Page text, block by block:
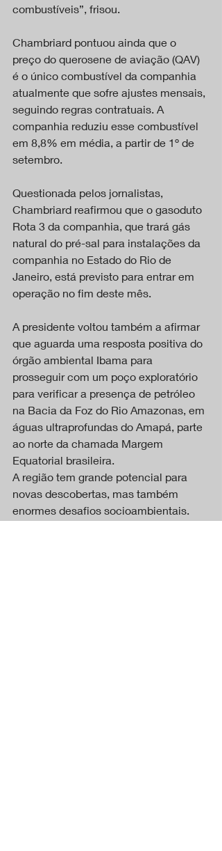
combustíveis”, frisou.
Chambriard pontuou ainda que o
preço do querosene de aviação (QAV)
é o único combustível da companhia
atualmente que sofre ajustes mensais,
seguindo regras contratuais. A
companhia reduziu esse combustível
em 8,8% em média, a partir de 1º de
setembro.
Questionada pelos jornalistas,
Chambriard reafirmou que o gasoduto
Rota 3 da companhia, que trará gás
natural do pré-sal para instalações da
companhia no Estado do Rio de
Janeiro, está previsto para entrar em
operação no fim deste mês.
A presidente voltou também a afirmar
que aguarda uma resposta positiva do
órgão ambiental Ibama para
prosseguir com um poço exploratório
para verificar a presença de petróleo
na Bacia da Foz do Rio Amazonas, em
águas ultraprofundas do Amapá, parte
ao norte da chamada Margem
Equatorial brasileira.
A região tem grande potencial para
novas descobertas, mas também
enormes desafios socioambientais.